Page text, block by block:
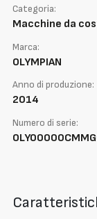
Categoria:
Macchine da
Marca:
OLYMPIAN
Anno di produzione:
2014
Numero di serie: